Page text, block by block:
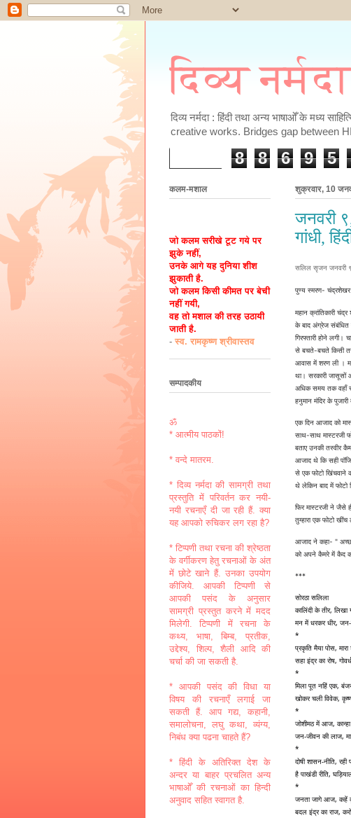
दिव्य
दिव्य नर्मदा : हिंदी तथा अन्य भाषाओँ के मध्य
creative works. Bridges gap between
8 8 6 9 5
शुक्रवार, 10
जनवरी
गांधी,
सलिल सृजन जनवरी
पुण्य स्मरण-
महान क्रांतिकारी
के बाद अंग्रेज संबंधित
गिरफ्तारी होने लगी।
से बचते-बचते किसी
आवास में शरण ली ।
था। सरकारी जासूसों
अधिक समय तक वहाँ
हनुमान मंदिर के
एक दिन आजाद को
साथ-साथ मास्टरजी
बताए उनकी तस्वीर
आजाद थे कि सही
से एक फोटो खिंचवाने
थे लेकिन बाद में फोटो
फिर मास्टरजी ने जैसे
तुम्हारा एक फोटो खींच
आजाद ने कहा- "
को अपने कैमरे में कैद
***
सोरठा सलिला
कालिंदी के तीर, लिखा
मन में धरकर धीर,
*
प्रकृति मैया पोस,
सहा इंद्र का रोष,
*
मिला पूत नहिं एक,
खोकर चली विवेक,
*
जोशीमठ में आज,
जन-जीवन की लाज,
*
दोषी शासन-नीति,
है पाखंडी रीति,
*
जनता जागे आज, कहें
बदल इंद्र का राज,
कलम-मशाल
जो कलम सरीखे टूट गये पर
झुके नहीं,
उनके आगे यह दुनिया शीश
झुकाती है.
जो कलम किसी कीमत पर बेची
नहीं गयी,
वह तो मशाल की तरह उठायी
जाती है.
- स्व. रामकृष्ण श्रीवास्तव
सम्पादकीय
ॐ
* आत्मीय पाठकों!
* वन्दे मातरम.
* दिव्य नर्मदा की सामग्री तथा
प्रस्तुति में परिवर्तन कर नयी-
नयी रचनाएँ दी जा रही हैं. क्या
यह आपको रुचिकर लग रहा है?
* टिप्पणी तथा रचना की श्रेष्ठता
के वर्गीकरण हेतु रचनाओं के अंत
में छोटे खाने हैं. उनका उपयोग
कीजिये. आपकी टिप्पणी से
आपकी पसंद के अनुसार
सामग्री प्रस्तुत करने में मदद
मिलेगी. टिप्पणी में रचना के
कथ्य, भाषा, बिम्ब, प्रतीक,
उद्देश्य, शिल्प, शैली आदि की
चर्चा की जा सकती है.
* आपकी पसंद की विधा या
विषय की रचनाएँ लगाई जा
सकती हैं. आप गद्य, कहानी,
समालोचना, लघु कथा, व्यंग्य,
निबंध क्या पढना चाहते हैं?
* हिंदी के अतिरिक्त देश के
अन्दर या बाहर प्रचलित अन्य
भाषाओँ की रचनाओं का हिन्दी
अनुवाद सहित स्वागत है.